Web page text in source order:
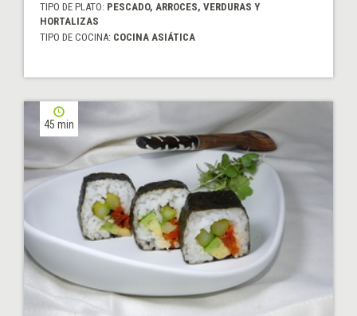
TIPO DE PLATO: PESCADO, ARROCES, VERDURAS Y
HORTALIZAS
TIPO DE COCINA: COCINA ASIÁTICA
45 min